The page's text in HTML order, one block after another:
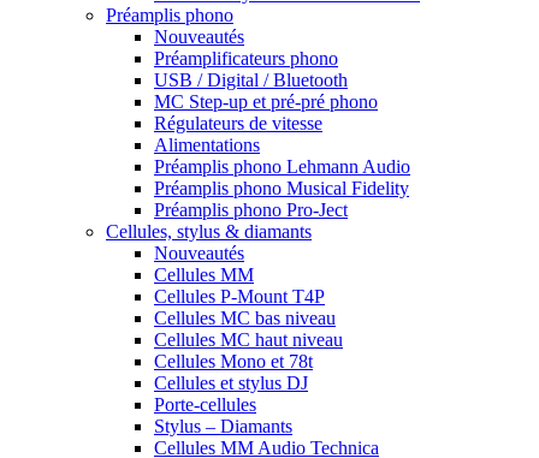
Préamplis phono
Nouveautés
Préamplificateurs phono
USB / Digital / Bluetooth
MC Step-up et pré-pré phono
Régulateurs de vitesse
Alimentations
Préamplis phono Lehmann Audio
Préamplis phono Musical Fidelity
Préamplis phono Pro-Ject
Cellules, stylus & diamants
Nouveautés
Cellules MM
Cellules P-Mount T4P
Cellules MC bas niveau
Cellules MC haut niveau
Cellules Mono et 78t
Cellules et stylus DJ
Porte-cellules
Stylus – Diamants
Cellules MM Audio Technica